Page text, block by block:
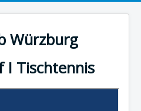
Würzburg
I Tischtennis